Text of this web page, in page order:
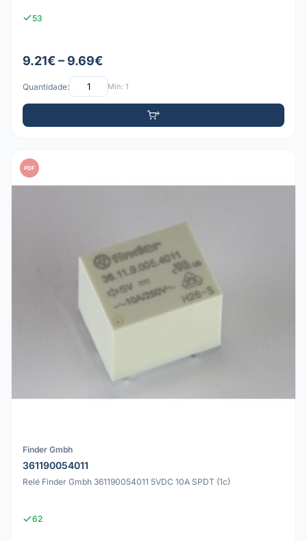
53
9.21€ – 9.69€
Quantidade: Mín: 1
PDF
Finder Gmbh
361190054011
Relé Finder Gmbh 361190054011 5VDC 10A SPDT (1c)
62